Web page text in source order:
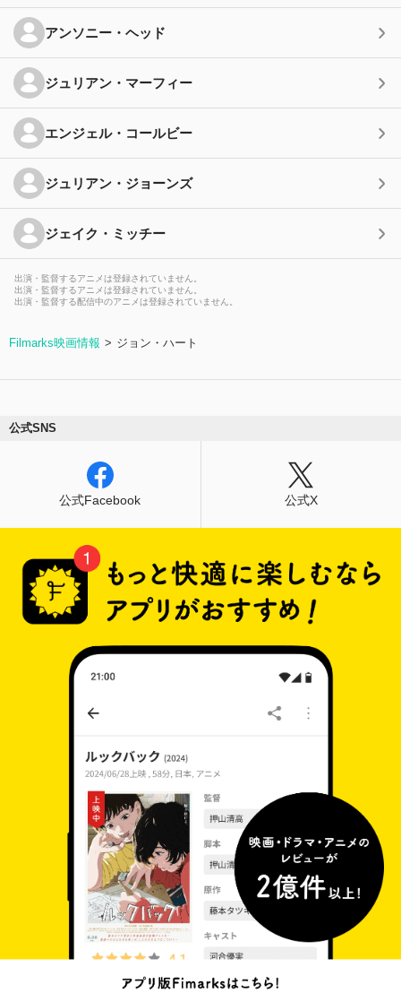
アンソニー・ヘッド
ジュリアン・マーフィー
エンジェル・コールビー
ジュリアン・ジョーンズ
ジェイク・ミッチー
出演・監督するアニメは登録されていません。
出演・監督するアニメは登録されていません。
出演・監督する配信中のアニメは登録されていません。
Filmarks映画情報 ジョン・ハート
公式SNS
公式Facebook 公式X